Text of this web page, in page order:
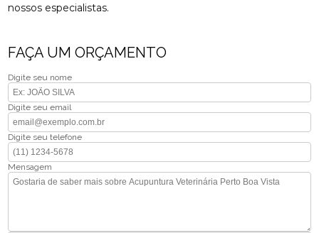
nossos especialistas.
FAÇA UM ORÇAMENTO
Digite seu nome
Digite seu email
Digite seu telefone
Mensagem